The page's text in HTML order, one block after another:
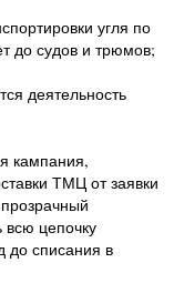
угля по
до судов и трюмов;
деятельность
кампания,
ТМЦ от заявки
всю цепочку
до списания в